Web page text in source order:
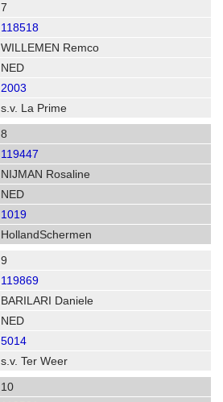
7
118518
WILLEMEN Remco
NED
2003
s.v. La Prime
8
119447
NIJMAN Rosaline
NED
1019
HollandSchermen
9
119869
BARILARI Daniele
NED
5014
s.v. Ter Weer
10